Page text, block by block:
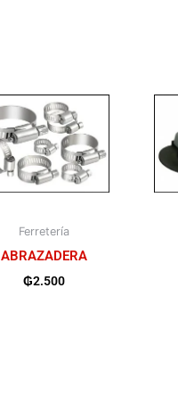
Ferretería
ABRAZADERA
₲2.500